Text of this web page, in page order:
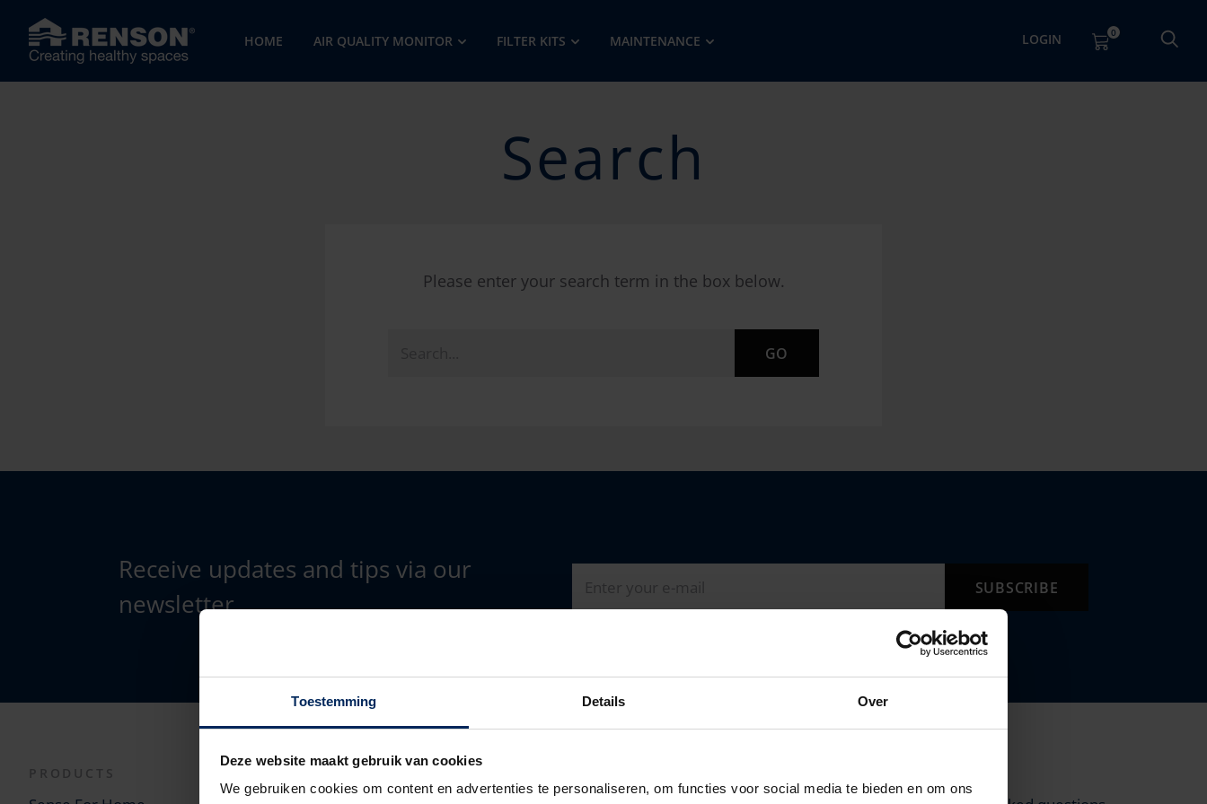
Toestemming Details Over
Deze website maakt gebruik van cookies
We gebruiken cookies om content en advertenties te personaliseren, om functies voor social media te bieden en om ons
HOME AIR QUALITY MONITOR FILTER KITS MAINTENANCE LOGIN 0
Search
Please enter your search term in the box below.
GO
Receive updates and tips via our
newsletter.
PRODUCTS LEGAL